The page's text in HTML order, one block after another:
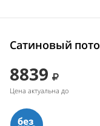
Сатиновый
8839
Цена актуальна до